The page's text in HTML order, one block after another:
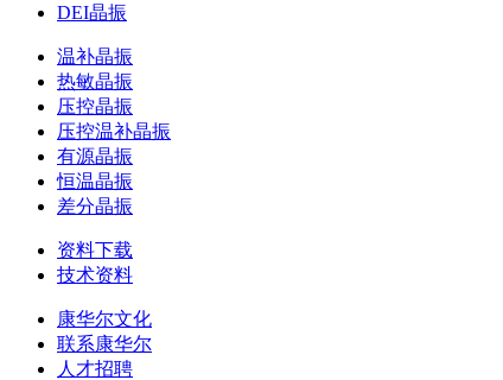
DEI晶振
温补晶振
热敏晶振
压控晶振
压控温补晶振
有源晶振
恒温晶振
差分晶振
资料下载
技术资料
康华尔文化
联系康华尔
人才招聘